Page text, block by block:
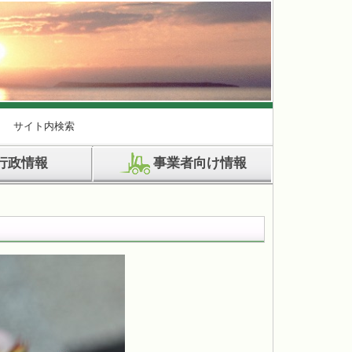
サイト内検索
政情報 事業者向け情報